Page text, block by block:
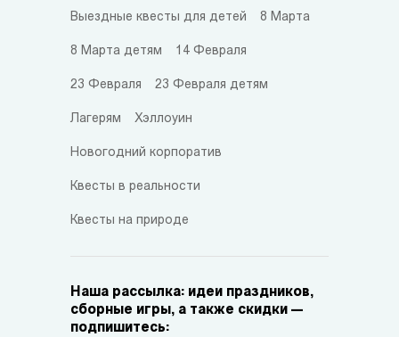
Выездные квесты для детей 8 Марта
8 Марта детям 14 Февраля
23 Февраля 23 Февраля детям
Лагерям Хэллоуин
Новогодний корпоратив
Квесты в реальности
Квесты на природе
Наша рассылка: идеи праздников,
сборные игры, а также скидки —
подпишитесь: